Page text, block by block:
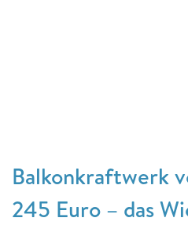
Balkonkraftwerk
245 Euro – das